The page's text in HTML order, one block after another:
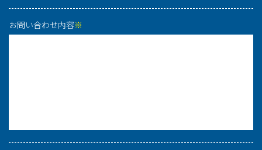
お問い合わせ内容※